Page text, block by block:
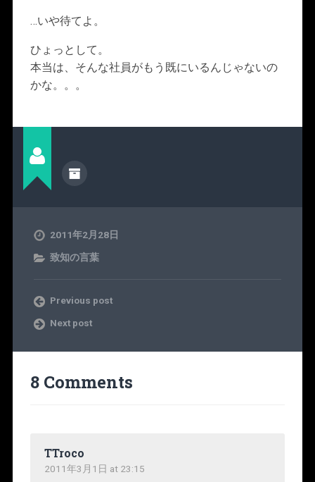
…いや待てよ。
ひょっとして。
本当は、そんな社員がもう既にいるんじゃないの
かな。。。
2011年2月28日
致知の言葉
Previous post
Next post
8 Comments
TTroco
2011年3月1日 at 23:15